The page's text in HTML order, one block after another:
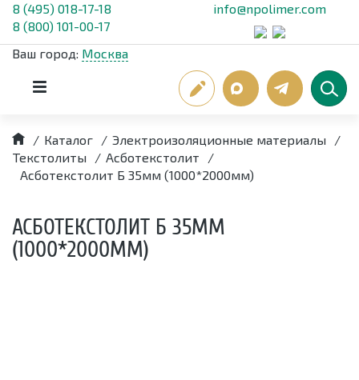
8 (495) 018-17-18
8 (800) 101-00-17
info@npolimer.com
Ваш город: Москва
/ Каталог / Электроизоляционные материалы
/
Текстолиты
/ Асботекстолит
/
Асботекстолит Б 35мм (1000*2000мм)
АСБОТЕКСТОЛИТ Б 35ММ
(1000*2000ММ)